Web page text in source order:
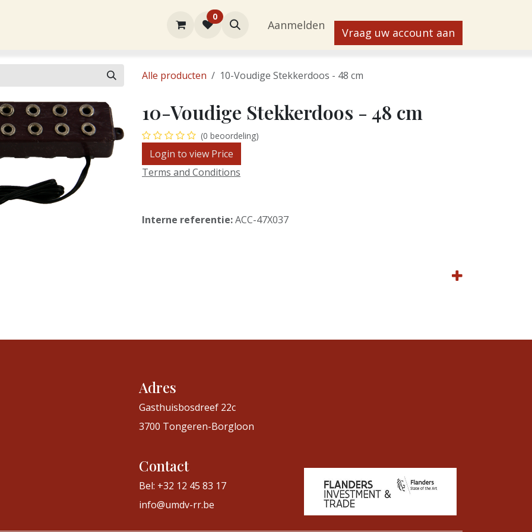
Contact
0
Aanmelden
Vraag uw account aan
Alle producten 10-Voudige Stekkerdoos - 48 cm
10-Voudige Stekkerdoos - 48 cm
(0 beoordeling)
Login to view Price
Terms and Conditions
Interne referentie:ACC-47X037
Adres
Gasthuisbosdreef 22c
3700 Tongeren-Borgloon
Contact
Bel: +32 12 45 83 17
info@umdv-rr.be